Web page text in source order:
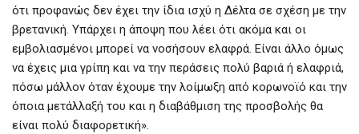
ότι προφανώς δεν έχει την ίδια ισχύ η Δέλτα σε σχέση με την
βρετανική. Υπάρχει η άποψη που λέει ότι ακόμα και οι
εμβολιασμένοι μπορεί να νοσήσουν ελαφρά. Είναι άλλο όμως
να έχεις μια γρίπη και να την περάσεις πολύ βαριά ή ελαφριά,
πόσω μάλλον όταν έχουμε την λοίμωξη από κορωνοϊό και την
όποια μετάλλαξή του και η διαβάθμιση της προσβολής θα
είναι πολύ διαφορετική».